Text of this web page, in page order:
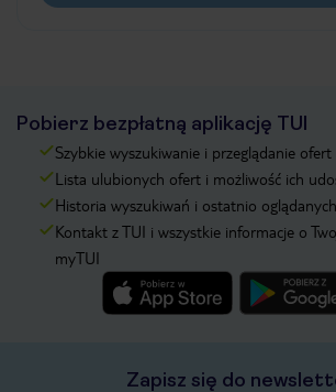
Pobierz bezpłatną aplikację TUI
Szybkie wyszukiwanie i przeglądanie ofert
Lista ulubionych ofert i możliwość ich
Historia wyszukiwań i ostatnio
Kontakt z TUI i wszystkie informacje o
myTUI
Zapisz się do